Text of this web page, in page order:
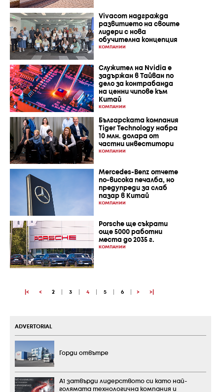
Vivacom надгражда
развитието на своите
лидери с нова
обучителна концепция
КОМПАНИИ
Служител на Nvidia е
задържан в Тайван по
дело за контрабанда
на ценни чипове към
Китай
КОМПАНИИ
Българската компания
Tiger Technology набра
10 млн. долара от
частни инвеститори
КОМПАНИИ
Mercedes-Benz отчете
по-висока печалба, но
предупреди за слаб
пазар в Китай
КОМПАНИИ
Porsche ще съкрати
още 5000 работни
места до 2035 г.
КОМПАНИИ
|< < 2 3 4 5 6 > >|
ADVERTORIAL
Горди отвътре
А1 затвърди лидерството си като най-
голямата технологична компания и